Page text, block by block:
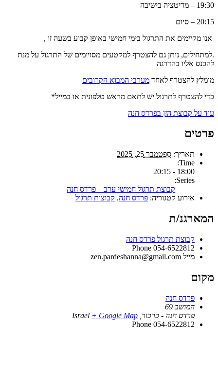
19:30 – מדיטציה בישיבה
20:15 – סיום
אנו מקיימים את התרגול בימי חמישי באופן קבוע בשעה זו ,
.למתחילים, ניתן גם להצטרף למקטעים מסויימים של התרגול על מנת
להכנס אליו בהדרגה
מומלץ להצטרף לאחד מערבי המבוא הקרובים
כדי להצטרף לתרגול יש לתאם מראש טלפונית או במייל*
עוד על קבוצת הזן בפרדס חנה
פרטים
תאריך: ספטמבר 25, 2025
Time:
18:00 - 20:15
Series:
קבוצת תרגול חמישי ערב – פרדס חנה
אירוע קטגוריה: פרדס חנה, קבוצות תרגול
המארגנ/ת
קבוצת תרגול פרדס חנה
Phone 054-6522812
מייל zen.pardeshanna@gmail.com
מקום
פרדס חנה
המושב 69
פרדס חנה - כרכור
Israel + Google Map
Phone 054-6522812